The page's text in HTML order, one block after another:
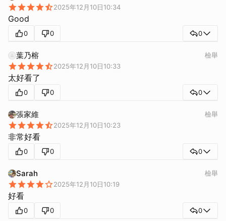
2025年12月10日10:34
Good
0 0 0
葉乃榕
2025年12月10日10:33
檢舉
太好看了
0 0 0
張家維
2025年12月10日10:23
檢舉
非常好看
0 0 0
Sarah
2025年12月10日10:19
檢舉
好看
0 0 0